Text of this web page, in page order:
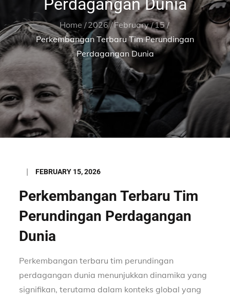
Perdagangan Dunia
Home 2026 February 15
Perkembangan Terbaru Tim Perundingan
Perdagangan Dunia
Posted
FEBRUARY 15, 2026
Perkembangan Terbaru Tim
Perundingan Perdagangan
Dunia
Perkembangan terbaru tim perundingan
perdagangan dunia menunjukkan dinamika yang
signifikan, terutama dalam konteks global yang